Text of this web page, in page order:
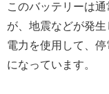
このバッテリーは
が、地震などが発
電力を使用して、
になっています。